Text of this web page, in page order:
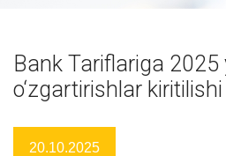
Bank Tariflariga
o‘zgartirishlar
20.10.2025